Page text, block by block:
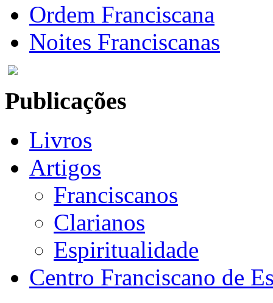
Ordem Franciscana
Noites Franciscanas
Publicações
Livros
Artigos
Franciscanos
Clarianos
Espiritualidade
Centro Franciscano de